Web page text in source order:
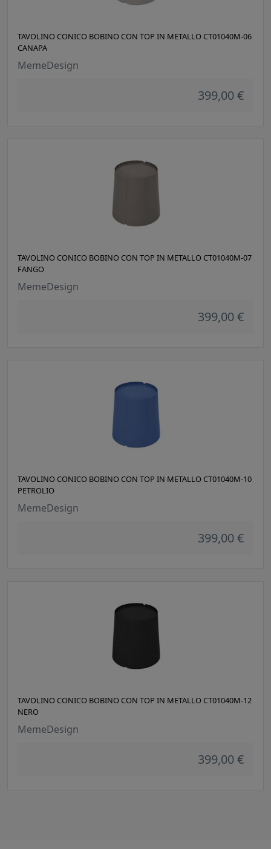
TAVOLINO CONICO BOBINO CON TOP IN METALLO CT01040M-06
CANAPA
MemeDesign
399,00 €
TAVOLINO CONICO BOBINO CON TOP IN METALLO CT01040M-07
FANGO
MemeDesign
399,00 €
TAVOLINO CONICO BOBINO CON TOP IN METALLO CT01040M-10
PETROLIO
MemeDesign
399,00 €
TAVOLINO CONICO BOBINO CON TOP IN METALLO CT01040M-12
NERO
MemeDesign
399,00 €